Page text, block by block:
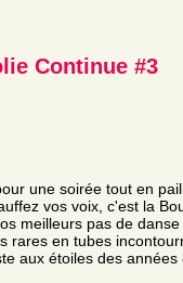
Continue #3
une soirée tout en
vos voix, c'est la
meilleurs pas de danse
rares en tubes
aux étoiles des années